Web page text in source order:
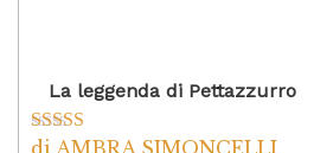
La leggenda di Pettazzurro
Valutato5su
di AMBRA SIMONCELLI